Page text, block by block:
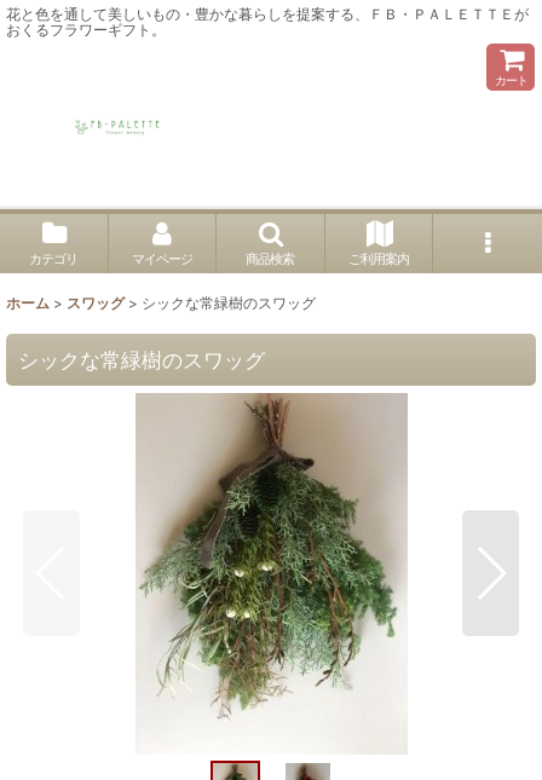
花と色を通して美しいもの・豊かな暮らしを提案する、ＦＢ・ＰＡＬＥＴＴＥが
おくるフラワーギフト。
カート
カテゴリ マイページ 商品検索 ご利用案内
ホーム > スワッグ > シックな常緑樹のスワッグ
シックな常緑樹のスワッグ